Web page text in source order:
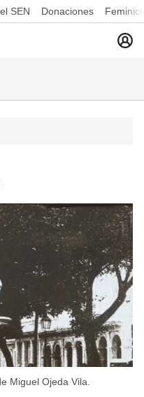
SEN Donaciones
Miguel Ojeda Vila.